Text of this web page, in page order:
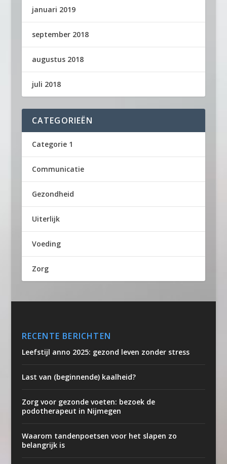
januari 2019
september 2018
augustus 2018
juli 2018
CATEGORIEËN
Categorie 1
Communicatie
Gezondheid
Uiterlijk
Voeding
Zorg
RECENTE BERICHTEN
Leefstijl anno 2025: gezond leven zonder stress
Last van (beginnende) kaalheid?
Zorg voor gezonde voeten: bezoek de
podotherapeut in Nijmegen
Waarom tandenpoetsen voor het slapen zo
belangrijk is